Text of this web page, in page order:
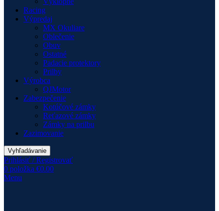
Racing
Výpredaj
MX Okuliare
Oblečenie
Obuv
Ostatné
Padacie protektory
Prilby
Výrobca
QJMotor
Zabezpečenie
Kotúčové zámky
Reťazové zámky
Zámky na prilbu
Zazimovanie
Vyhľadávanie
Prihlásiť / Registrovať
0 položka €0.00
Menu